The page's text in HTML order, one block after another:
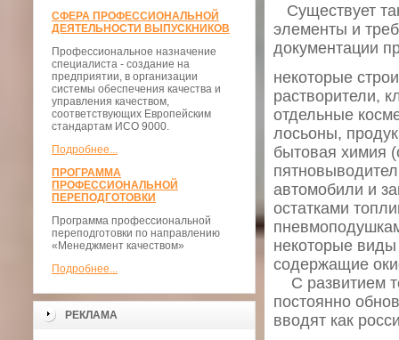
СФЕРА ПРОФЕССИОНАЛЬНОЙ
ДЕЯТЕЛЬНОСТИ ВЫПУСКНИКОВ
Профессиональное назначение
специалиста - создание на
предприятии, в организации
системы обеспечения качества и
управления качеством,
соответствующих Европейским
стандартам ИСО 9000.
Подробнее...
ПРОГРАММА
ПРОФЕССИОНАЛЬНОЙ
ПЕРЕПОДГОТОВКИ
Программа профессиональной
переподготовки по направлению
«Менеджмент качеством»
Подробнее...
РЕКЛАМА
Существует
элементы и
документации
некоторые
растворители,
отдельные
лосьоны,
бытовая химия
автомобили и
остатками
некоторые
содержащие
С развитием
постоянно
вводят как